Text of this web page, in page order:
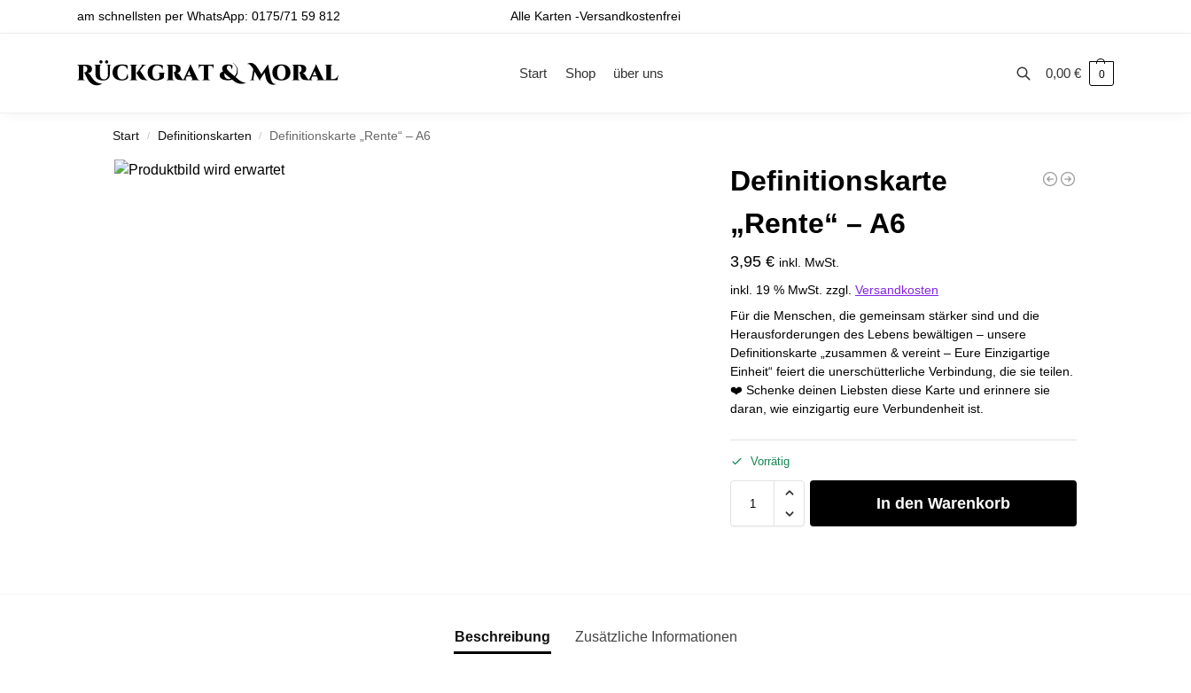
am schnellsten per WhatsApp: 0175/71 59 812 Alle Karten -Versandkostenfrei
Start Shop über uns
Produktsuche
0,00 € 0
Start / Definitionskarten / Definitionskarte „Rente“ – A6
Definitionskarte
„Rente“ – A6
3,95€ inkl. MwSt.
inkl. 19 % MwSt. zzgl.Versandkosten
Für die Menschen, die gemeinsam stärker sind und die
Herausforderungen des Lebens bewältigen – unsere
Definitionskarte „zusammen & vereint – Eure Einzigartige
Einheit“ feiert die unerschütterliche Verbindung, die sie teilen.
❤️ Schenke deinen Liebsten diese Karte und erinnere sie
daran, wie einzigartig eure Verbundenheit ist.
Vorrätig
In den Warenkorb
Beschreibung Zusätzliche Informationen